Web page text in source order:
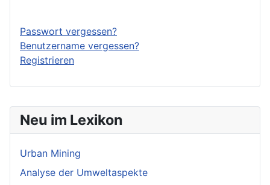
Neu im Lexikon
Urban Mining
Analyse der Umweltaspekte
Passwort vergessen?
Benutzername vergessen?
Registrieren